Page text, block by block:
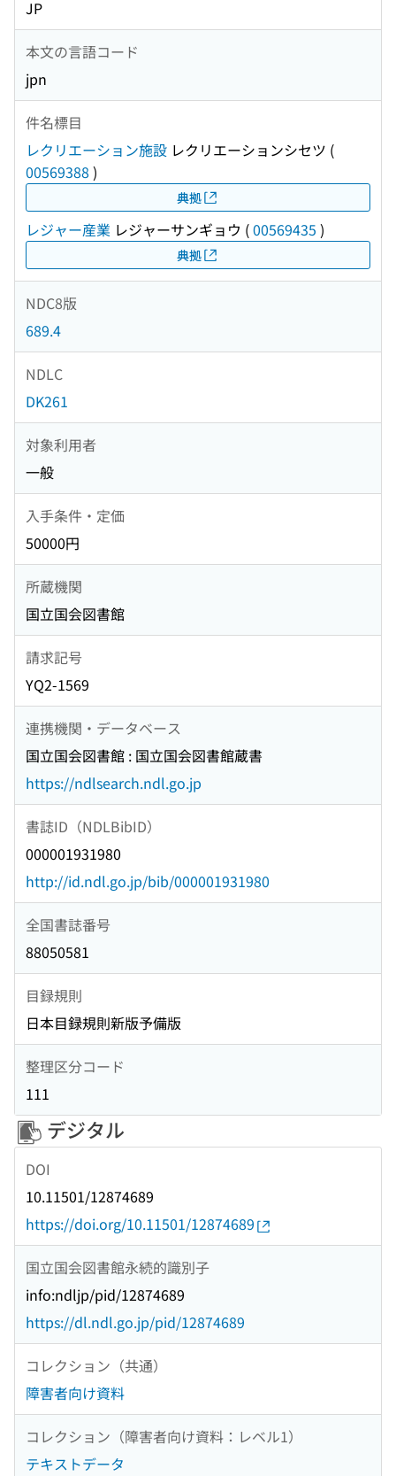
JP
本文の言語コード
jpn
件名標目
レクリエーション施設 レクリエーションシセツ (
00569388 )
典拠
レジャー産業 レジャーサンギョウ (00569435 )
典拠
NDC8版
689.4
NDLC
DK261
対象利用者
一般
入手条件・定価
50000円
所蔵機関
国立国会図書館
請求記号
YQ2-1569
連携機関・データベース
国立国会図書館 : 国立国会図書館蔵書
https://ndlsearch.ndl.go.jp
書誌ID（NDLBibID）
000001931980
http://id.ndl.go.jp/bib/000001931980
全国書誌番号
88050581
目録規則
日本目録規則新版予備版
整理区分コード
111
デジタル
DOI
10.11501/12874689
https://doi.org/10.11501/12874689
国立国会図書館永続的識別子
info:ndljp/pid/12874689
https://dl.ndl.go.jp/pid/12874689
コレクション（共通）
障害者向け資料
コレクション（障害者向け資料：レベル1）
テキストデータ